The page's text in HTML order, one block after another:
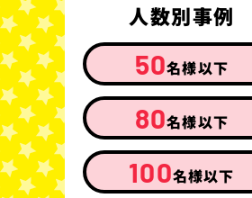
人数別事例
50名様以下
80名様以下
100名様以下